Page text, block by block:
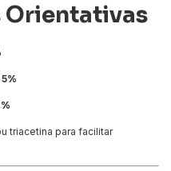
Orientativas
triacetina para facilitar